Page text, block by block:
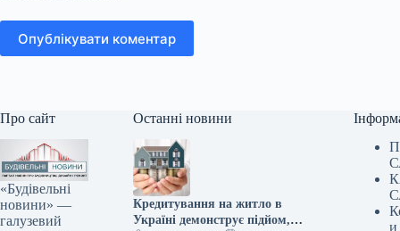
Опублікувати коментар
Про сайт
«Будівельні
новини» —
галузевий
Останні новини
Кредитування на житло в
Україні демонструє підйом,
и